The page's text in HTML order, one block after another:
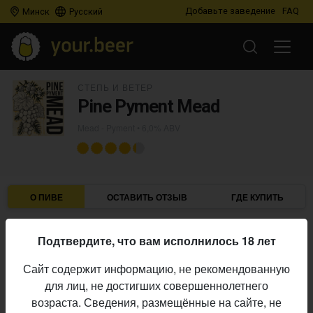
Минск Русский Добавьте заведение FAQ
Pine Pyment Mead
О ПИВЕ ОСТАВИТЬ ОТЗЫВ ГДЕ КУПИТЬ
Пивоварня:
Алкоголь:
6,0%
Начало
выпуска:
11.10.2024
Подтвердите, что вам исполнилось 18 лет
Сайт содержит информацию, не рекомендованную
для лиц, не достигших совершеннолетнего
возраста. Сведения, размещённые на сайте, не